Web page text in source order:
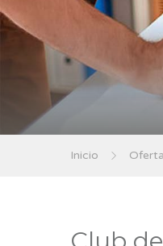
Inicio